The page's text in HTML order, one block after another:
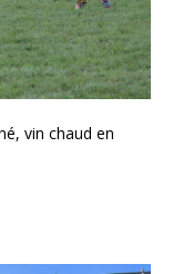
vin chaud en